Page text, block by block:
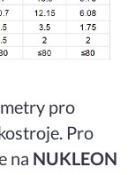
pro
Pro
na NUKLEON